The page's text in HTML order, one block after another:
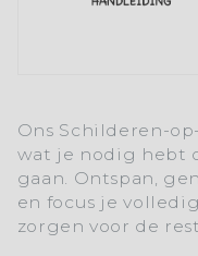
Ons Schilderen-
wat je nodig hebt
gaan. Ontspan,
en focus je
zorgen voor de